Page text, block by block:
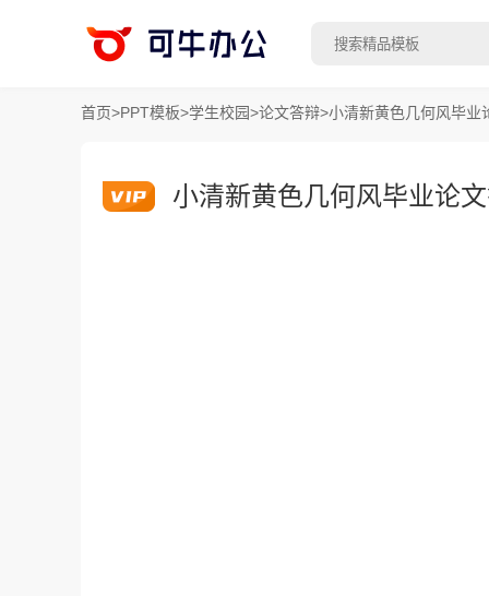
首页>PPT模板>学生校园>论文答辩>小清新黄色几何风毕业
小清新黄色几何风毕业论